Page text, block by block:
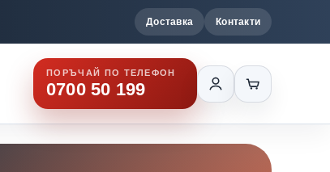
Доставка Контакти
ПОРЪЧАЙ ПО ТЕЛЕФОН
0700 50 199